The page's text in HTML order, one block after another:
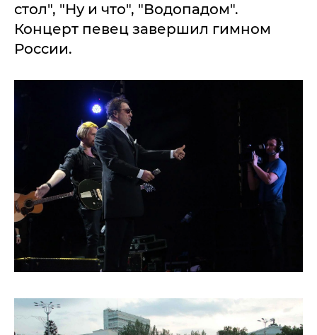
стол", "Ну и что", "Водопадом".
Концерт певец завершил гимном
России.